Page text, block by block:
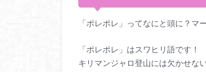
「ポレポレ」ってなにと頭に？マ
「ポレポレ」はスワヒリ語です！
キリマンジャロ登山には欠かせな